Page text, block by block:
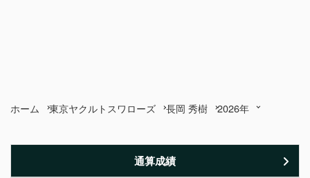
ホーム 東京ヤクルトスワローズ 長岡 秀樹 2026年
通算成績